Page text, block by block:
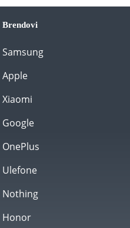
Brendovi
Samsung
Apple
Xiaomi
Google
OnePlus
Ulefone
Nothing
Honor